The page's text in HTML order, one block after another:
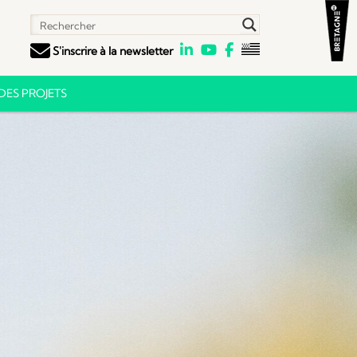
S'inscrire à la newsletter
PROJETS